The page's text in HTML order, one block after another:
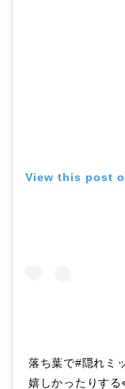
View this post
落ち葉で#隠れミ
嬉しかったりす